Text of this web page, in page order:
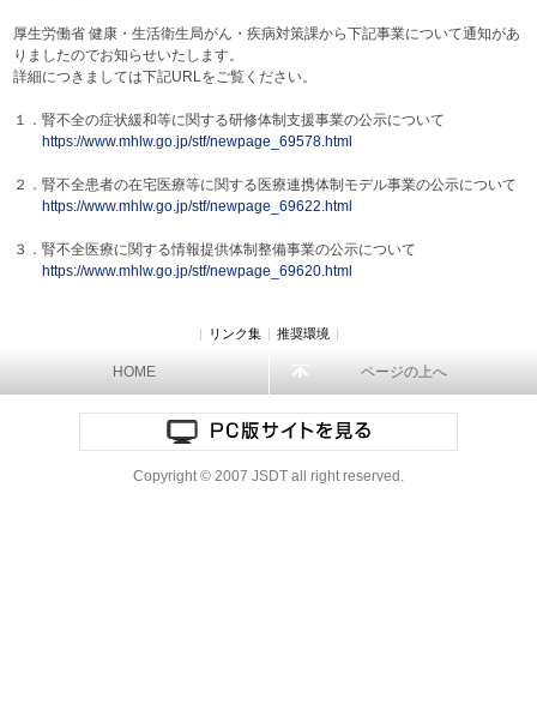
厚生労働省 健康・生活衛生局がん・疾病対策課から下記事業について通知があ
りましたのでお知らせいたします。
詳細につきましては下記URLをご覧ください。
１．腎不全の症状緩和等に関する研修体制支援事業の公示について
https://www.mhlw.go.jp/stf/newpage_69578.html
２．腎不全患者の在宅医療等に関する医療連携体制モデル事業の公示について
https://www.mhlw.go.jp/stf/newpage_69622.html
３．腎不全医療に関する情報提供体制整備事業の公示について
https://www.mhlw.go.jp/stf/newpage_69620.html
| リンク集 | 推奨環境 |
HOME ページの上へ
Copyright © 2007 JSDT all right reserved.